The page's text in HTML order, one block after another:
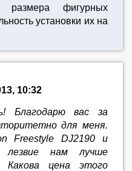
размера фигурных
установки их на
10:32
Благодарю вас за
для меня.
Freestyle DJ2190 и
лезвие нам лучше
Какова цена этого